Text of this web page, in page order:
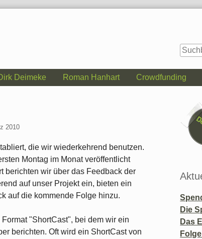
Deimeke Roman Hanhart Crowdfunding
2010
die wir wiederkehrend benutzen.
Montag im Monat veröffentlicht
berichten wir über das Feedback der
auf unser Projekt ein, bieten ein
auf die kommende Folge hinzu.
"ShortCast", bei dem wir ein
berichten. Oft wird ein ShortCast von
Die
Das